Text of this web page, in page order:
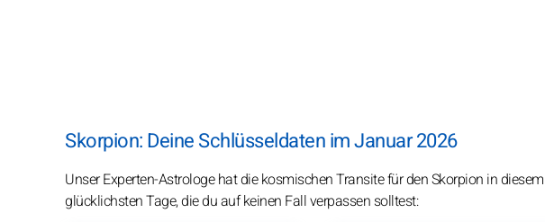
Skorpion: Deine Schlüsseldaten im Januar 2026
Unser Experten-Astrologe hat die kosmischen Transite für den Skorpion in
glücklichsten Tage, die du auf keinen Fall verpassen solltest: